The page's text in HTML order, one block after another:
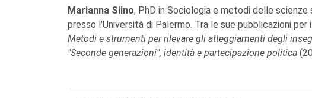
Marianna Siino, PhD in Sociologia e metodi delle
presso l'Università di Palermo. Tra le sue pubblicazioni per
Metodi e strumenti per rilevare gli atteggiamenti degli
"Seconde generazioni", identità e partecipazione politica